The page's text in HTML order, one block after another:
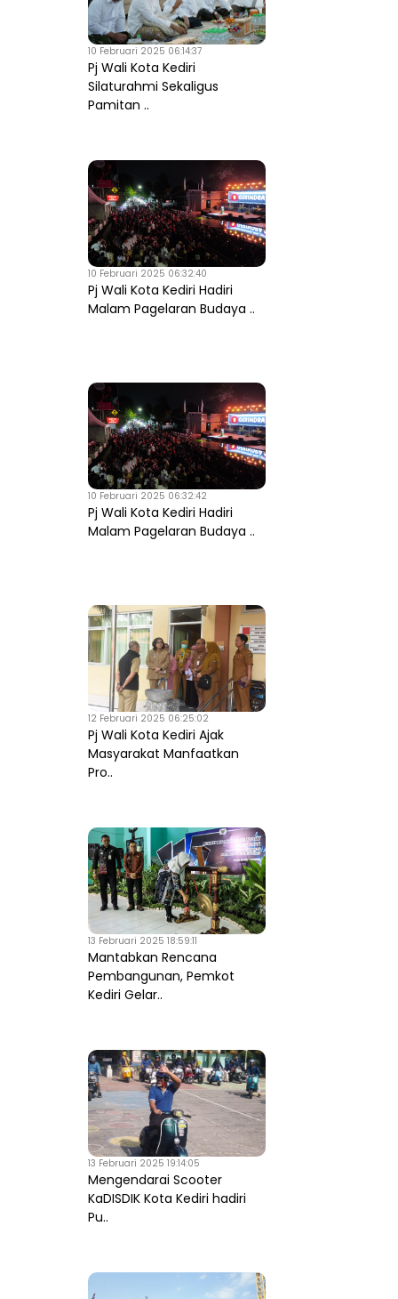
10 Februari 2025 06:14:37
Pj Wali Kota Kediri
Silaturahmi Sekaligus
Pamitan ..
10 Februari 2025 06:32:40
Pj Wali Kota Kediri Hadiri
Malam Pagelaran Budaya ..
10 Februari 2025 06:32:42
Pj Wali Kota Kediri Hadiri
Malam Pagelaran Budaya ..
12 Februari 2025 06:25:02
Pj Wali Kota Kediri Ajak
Masyarakat Manfaatkan
Pro..
13 Februari 2025 18:59:11
Mantabkan Rencana
Pembangunan, Pemkot
Kediri Gelar..
13 Februari 2025 19:14:05
Mengendarai Scooter
KaDISDIK Kota Kediri hadiri
Pu..